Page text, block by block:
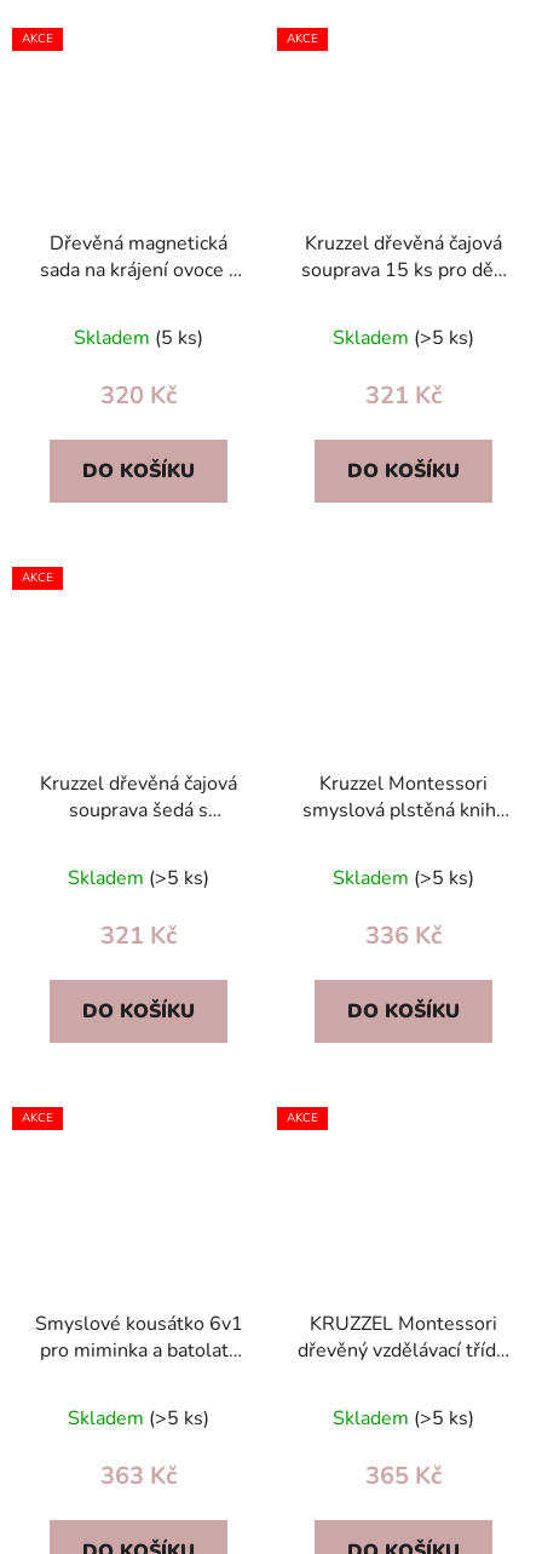
AKCE
Dřevěná magnetická
sada na krájení ovoce a
hračka pro děti
Skladem (5 ks)
320 Kč
DO KOŠÍKU
AKCE
Kruzzel dřevěná čajová
souprava 15 ks pro děti
perfektní dárek
Skladem (>5 ks)
321 Kč
DO KOŠÍKU
AKCE
Kruzzel dřevěná čajová
souprava šedá s
pro děti 3+
Skladem (>5 ks)
321 Kč
DO KOŠÍKU
Kruzzel Montessori
smyslová plstěná kniha
Jednorožec, 7 aktivit
(3+)
Skladem (>5 ks)
336 Kč
DO KOŠÍKU
AKCE
Smyslové kousátko 6v1
pro miminka a batolata
motoriku
Skladem (>5 ks)
363 Kč
AKCE
KRUZZEL Montessori
dřevěný vzdělávací třídič
motorika 3+
Skladem (>5 ks)
365 Kč